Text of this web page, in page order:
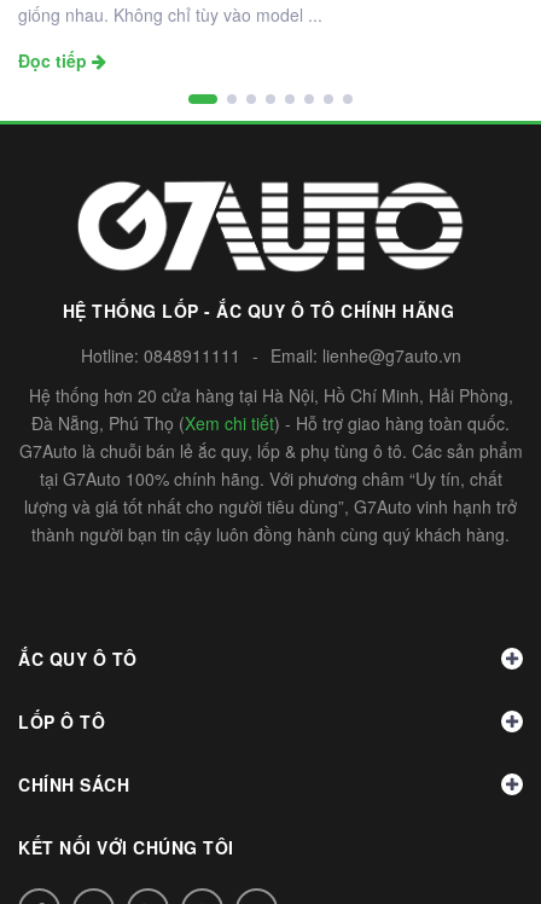
giống nhau. Không chỉ tùy vào model ...
Đọc tiếp
HỆ THỐNG LỐP - ẮC QUY Ô TÔ CHÍNH HÃNG
Hotline: 0848911111 - Email: lienhe@g7auto.vn
Hệ thống hơn 20 cửa hàng tại Hà Nội, Hồ Chí Minh, Hải Phòng,
Đà Nẵng, Phú Thọ (Xem chi tiết) - Hỗ trợ giao hàng toàn quốc.
G7Auto là chuỗi bán lẻ ắc quy, lốp & phụ tùng ô tô. Các sản phẩm
tại G7Auto 100% chính hãng. Với phương châm “Uy tín, chất
lượng và giá tốt nhất cho người tiêu dùng”, G7Auto vinh hạnh trở
thành người bạn tin cậy luôn đồng hành cùng quý khách hàng.
ẮC QUY Ô TÔ
LỐP Ô TÔ
CHÍNH SÁCH
KẾT NỐI VỚI CHÚNG TÔI